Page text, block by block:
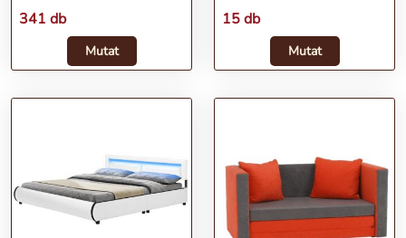
341 db
Mutat
15 db
Mutat